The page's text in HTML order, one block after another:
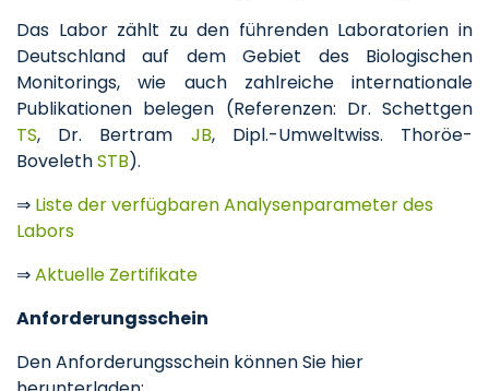
Das Labor zählt zu den führenden Laboratorien in
Deutschland auf dem Gebiet des Biologischen
Monitorings, wie auch zahlreiche internationale
Publikationen belegen (Referenzen: Dr. Schettgen
TS, Dr. Bertram JB, Dipl.-Umweltwiss. Thoröe-
BovelethSTB).
⇒ Liste der verfügbaren Analysenparameter des
Labors
⇒Aktuelle Zertifikate
Anforderungsschein
Den Anforderungsschein können Sie hier